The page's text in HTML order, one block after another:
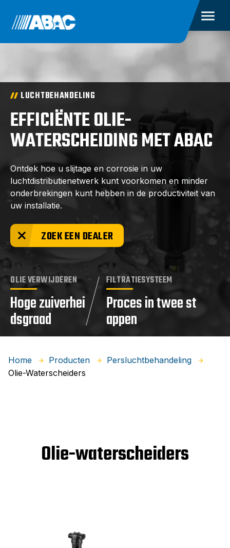
LUCHTBEHANDELING
EFFICIËNTE OLIE-
WATERSCHEIDING MET ABAC
Ontdek hoe u slijtage en corrosie in uw
luchtdistributienetwerk kunt voorkomen en minder
onderbrekingen kunt hebben in de productiviteit van
uw installatie.
ZOEK EEN DEALER
OLIE VERWIJDEREN
Hoge zuiverhei
dsgraad
FILTRATIESYSTEEM
Proces in twee st
appen
Home Producten
Persluchtbehandeling
Olie-Waterscheiders
Olie-waterscheiders